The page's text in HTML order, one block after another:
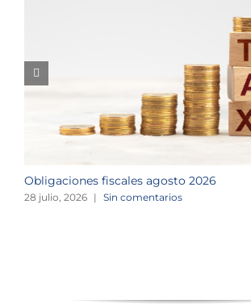
Obligaciones fiscales agosto 2026
28 julio, 2026 | Sin comentarios